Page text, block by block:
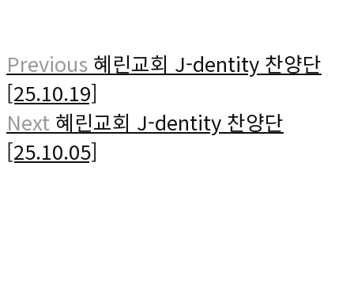
Previous 혜린교회 J-dentity 찬양단
[25.10.19]
Next 혜린교회 J-dentity 찬양단
[25.10.05]